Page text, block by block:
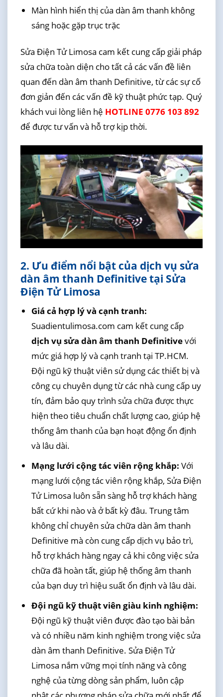
Màn hình hiển thị của dàn âm thanh không
sáng hoặc gặp trục trặc
Sửa Điện Tử Limosa cam kết cung cấp giải pháp
sửa chữa toàn diện cho tất cả các vấn đề liên
quan đến dàn âm thanh Definitive, từ các sự cố
đơn giản đến các vấn đề kỹ thuật phức tạp. Quý
khách vui lòng liên hệ HOTLINE 0776 103 892
để được tư vấn và hỗ trợ kịp thời.
2. Ưu điểm nổi bật của dịch vụ sửa
dàn âm thanh Definitive tại Sửa
Điện Tử Limosa
Giá cả hợp lý và cạnh tranh:
Suadientulimosa.com cam kết cung cấp
dịch vụ sửa dàn âm thanh Definitivevới
mức giá hợp lý và cạnh tranh tại TP.HCM.
Đội ngũ kỹ thuật viên sử dụng các thiết bị và
công cụ chuyên dụng từ các nhà cung cấp uy
tín, đảm bảo quy trình sửa chữa được thực
hiện theo tiêu chuẩn chất lượng cao, giúp hệ
thống âm thanh của bạn hoạt động ổn định
và lâu dài.
Mạng lưới cộng tác viên rộng khắp: Với
mạng lưới cộng tác viên rộng khắp, Sửa Điện
Tử Limosa luôn sẵn sàng hỗ trợ khách hàng
bất cứ khi nào và ở bất kỳ đâu. Trung tâm
không chỉ chuyên sửa chữa dàn âm thanh
Definitive mà còn cung cấp dịch vụ bảo trì,
hỗ trợ khách hàng ngay cả khi công việc sửa
chữa đã hoàn tất, giúp hệ thống âm thanh
của bạn duy trì hiệu suất ổn định và lâu dài.
Đội ngũ kỹ thuật viên giàu kinh nghiệm:
Đội ngũ kỹ thuật viên được đào tạo bài bản
và có nhiều năm kinh nghiệm trong việc sửa
dàn âm thanh Definitive. Sửa Điện Tử
Limosa nắm vững mọi tính năng và công
nghệ của từng dòng sản phẩm, luôn cập